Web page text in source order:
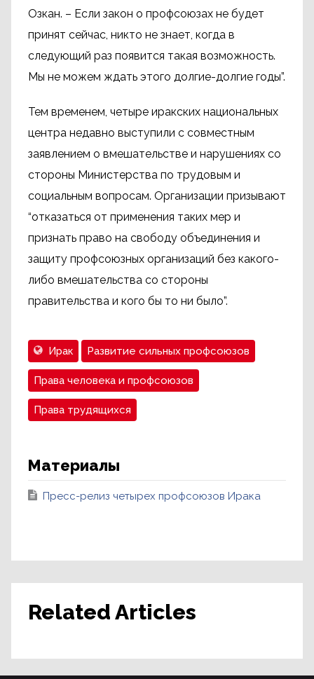
Озкан. – Если закон о профсоюзах не будет
принят сейчас, никто не знает, когда в
следующий раз появится такая возможность.
Мы не можем ждать этого долгие-долгие годы”​​.
Тем временем, четыре иракских национальных
центра недавно выступили с совместным
заявлением о вмешательстве и нарушениях со
стороны Министерства по трудовым и
социальным вопросам. Организации призывают
“отказаться от применения таких мер и
признать право на свободу объединения и
защиту профсоюзных организаций без какого-
либо вмешательства со стороны
правительства и кого бы то ни было”.
Ирак Развитие сильных профсоюзов
Права человека и профсоюзов
Права трудящихся
Материалы
Пресс-релиз четырех профсоюзов Ирака
Related Articles